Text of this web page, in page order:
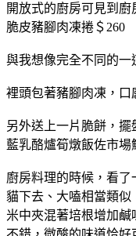
開放式的廚房可見到
脆皮豬腳肉凍捲＄260
與我想像完全不同的一
裡頭包著豬腳肉凍，口
另外送上一片脆餅，
藍乳酪爐筍燉飯佐市場
廚房料理的時候，看
貓下去、大嗑相當類
米中夾混著培根增加